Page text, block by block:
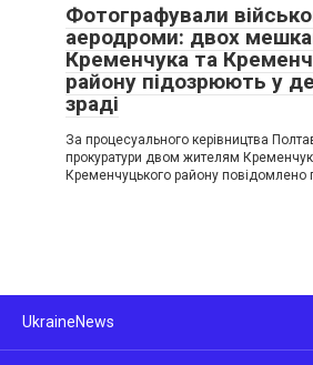
Фотографували
аеродроми: двох
Кременчука та
району підозрюють у
зраді
За процесуального керівництва
прокуратури двом жителям
Кременчуцького району повідомлено
UkraineNews